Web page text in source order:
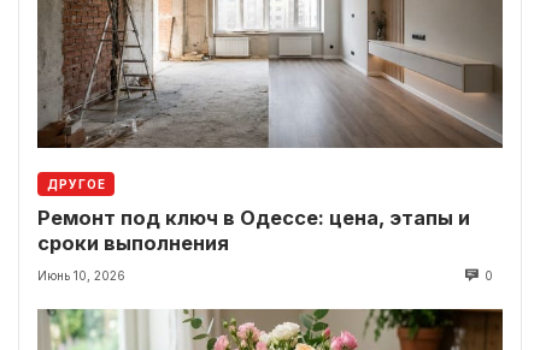
ДРУГОЕ
Ремонт под ключ в Одессе: цена, этапы и
сроки выполнения
Июнь 10, 2026 0